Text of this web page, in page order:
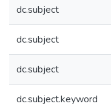
dc.subject
dc.subject
dc.subject
dc.subject.keyword